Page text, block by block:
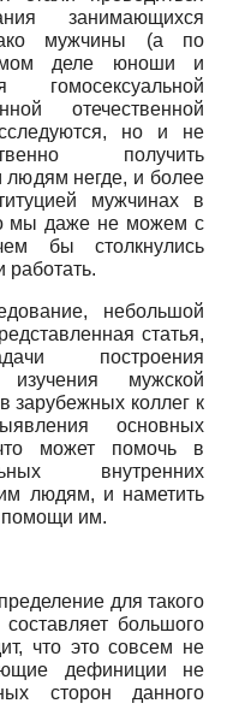
занимающихся
мужчины (а по
деле юноши и
гомосексуальной
отечественной
но и не
получить
людям негде, и более
мужчинах в
мы даже не можем с
бы столкнулись
небольшой
статья,
построения
изучения мужской
зарубежных коллег к
основных
может помочь в
внутренних
людям, и наметить
помощи им.
для такого
большого
что это совсем не
дефиниции не
сторон данного